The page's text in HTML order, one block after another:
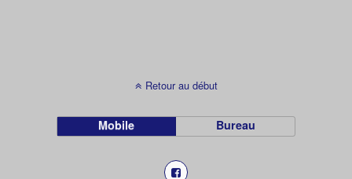
Retour au début
Mobile Bureau